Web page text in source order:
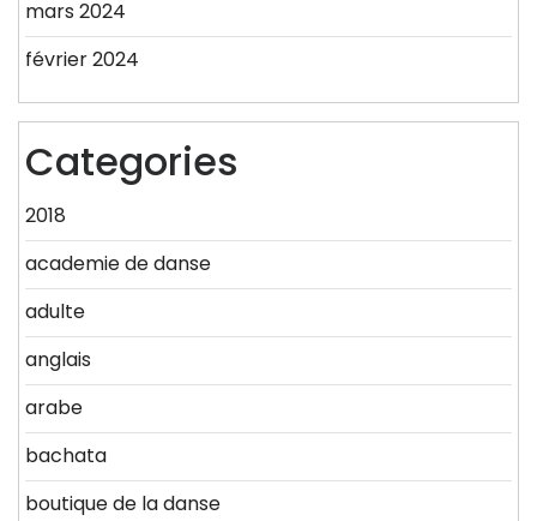
mars 2024
février 2024
Categories
2018
academie de danse
adulte
anglais
arabe
bachata
boutique de la danse